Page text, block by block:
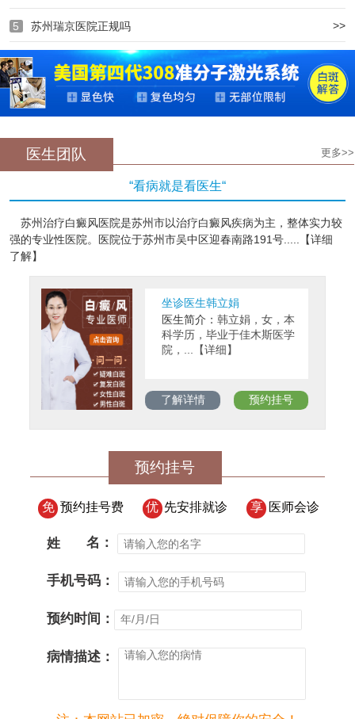
5 苏州瑞京医院正规吗 >>
医生团队 更多>>
“看病就是看医生“
苏州治疗白癜风医院是苏州市以治疗白癜风疾病为主，整体实力较
强的专业性医院。医院位于苏州市吴中区迎春南路191号.....【详细
了解】
坐诊医生韩立娟
医生简介： 韩立娟，女，本
科学历，毕业于佳木斯医学
院，...【详细】
了解详情 预约挂号
预约挂号
免 预约挂号费 优 先安排就诊 享 医师会诊
姓 名：
手机号码：
预约时间：
病情描述：